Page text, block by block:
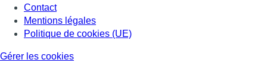
Contact
Mentions légales
Politique de cookies (UE)
Gérer les cookies